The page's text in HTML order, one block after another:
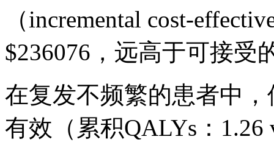
（incremental cost-
$236076，远高于可接受
在复发不频繁的患者中
有效（累积QALYs：1.26